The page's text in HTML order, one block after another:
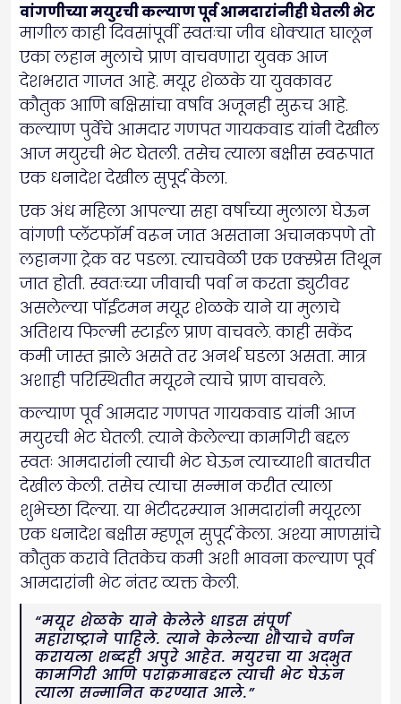
वांगणीच्या मयुरची कल्याण पूर्व आमदारांनीही घेतली भेट
मागील काही दिवसांपूर्वी स्वतःचा जीव धोक्यात घालून
एका लहान मुलाचे प्राण वाचवणारा युवक आज
देशभरात गाजत आहे. मयूर शेळके या युवकावर
कौतुक आणि बक्षिसांचा वर्षाव अजूनही सुरूच आहे.
कल्याण पुर्वेचे आमदार गणपत गायकवाड यांनी देखील
आज मयुरची भेट घेतली. तसेच त्याला बक्षीस स्वरूपात
एक धनादेश देखील सुपूर्द केला.
एक अंध महिला आपल्या सहा वर्षाच्या मुलाला घेऊन
वांगणी प्लॅटफॉर्म वरून जात असताना अचानकपणे तो
लहानगा ट्रेक वर पडला. त्याचवेळी एक एक्स्प्रेस तिथून
जात होती. स्वतःच्या जीवाची पर्वा न करता ड्युटीवर
असलेल्या पॉईंटमन मयूर शेळके याने या मुलाचे
अतिशय फिल्मी स्टाईल प्राण वाचवले. काही सकेंद
कमी जास्त झाले असते तर अनर्थ घडला असता. मात्र
अशाही परिस्थितीत मयूरने त्याचे प्राण वाचवले.
कल्याण पूर्व आमदार गणपत गायकवाड यांनी आज
मयुरची भेट घेतली. त्याने केलेल्या कामगिरी बद्दल
स्वतः आमदारांनी त्याची भेट घेऊन त्याच्याशी बातचीत
देखील केली. तसेच त्याचा सन्मान करीत त्याला
शुभेच्छा दिल्या. या भेटीदरम्यान आमदारांनी मयूरला
एक धनादेश बक्षीस म्हणून सुपूर्द केला. अश्या माणसांचे
कौतुक करावे तितकेच कमी अशी भावना कल्याण पूर्व
आमदारांनी भेट नंतर व्यक्त केली.
“मयूर शेळके याने केलेले धाडस संपूर्ण
महाराष्ट्राने पाहिले. त्याने केलेल्या शौऱ्याचे वर्णन
करायला शब्दही अपुरे आहेत. मयुरचा या अद्भुत
कामगिरी आणि पराक्रमाबद्दल त्याची भेट घेऊन
त्याला सन्मानित करण्यात आले.”